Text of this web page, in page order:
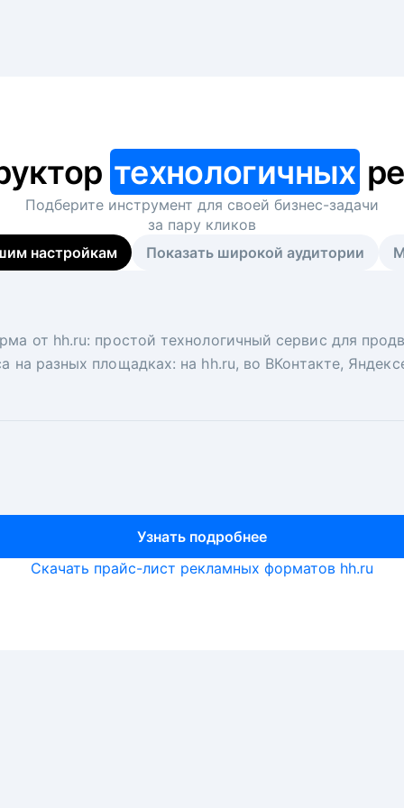
технологичных
Подберите инструмент для своей бизнес-задачи
за пару кликов
настройкам
Показать широкой аудитории
от hh.ru: простой технологичный сервис для
на разных площадках: на hh.ru, во ВКонтакте,
Узнать подробнее
вакансий на главной странице hh.ru.
ключ. Решите, сколько кандидатов и когда вам
рекрутеры и проектные менеджеры hh.ru с
Узнать подробнее
Скачать прайс-лист рекламных форматов hh.ru